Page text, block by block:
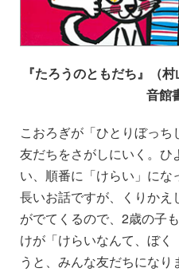
『たろうのともだち』（
音館
こおろぎが「ひとりぼっ
友だちをさがしにいく。ひ
い、順番に「けらい」に
長いお話ですが、くりか
がでてくるので、2歳の子
けが「けらいなんて、ぼ
うと、みんな友だちにな